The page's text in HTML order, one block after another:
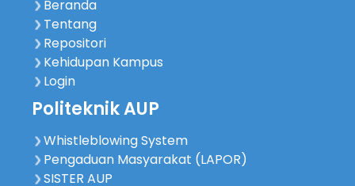
Beranda
Tentang
Repositori
Kehidupan Kampus
Login
Politeknik AUP
Whistleblowing System
Pengaduan Masyarakat (LAPOR)
SISTER AUP